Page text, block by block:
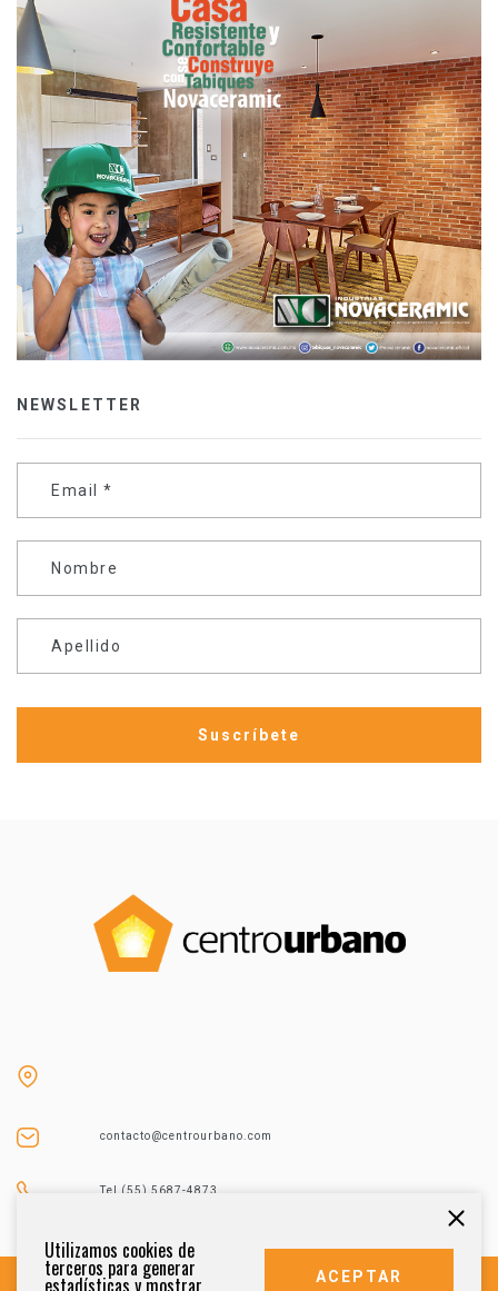
NEWSLETTER
Email *
Nombre
Apellido
contacto@centrourbano.com
Tel (55) 5687-4873
Utilizamos cookies de
terceros para generar
estadísticas y mostrar ACEPTAR